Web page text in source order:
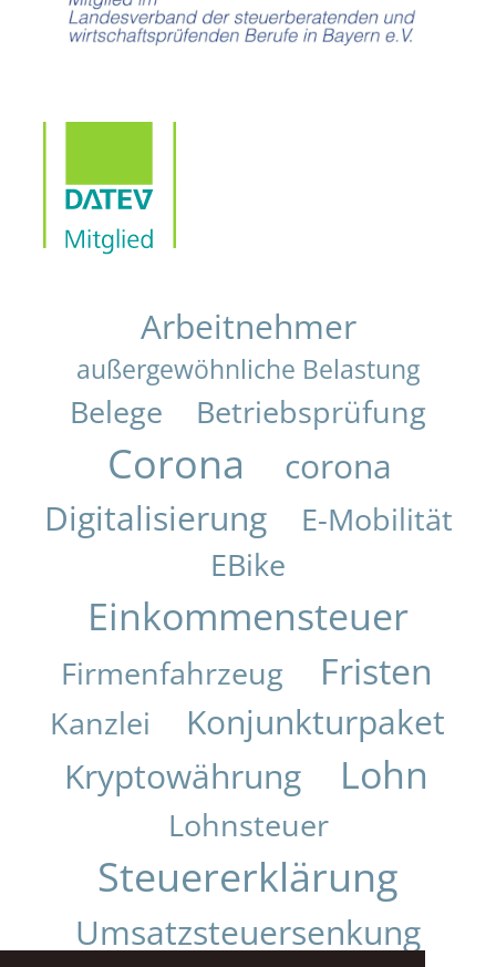
Arbeitnehmer
außergewöhnliche Belastung
Belege Betriebsprüfung
Corona
corona
Digitalisierung
E-Mobilität
EBike
Einkommensteuer
Firmenfahrzeug Fristen
Kanzlei
Konjunkturpaket
Kryptowährung
Lohn
Lohnsteuer
Steuererklärung
Umsatzsteuersenkung